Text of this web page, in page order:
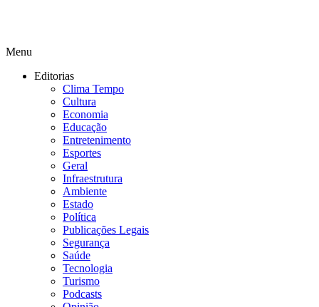
Menu
Editorias
Clima Tempo
Cultura
Economia
Educação
Entretenimento
Esportes
Geral
Infraestrutura
Ambiente
Estado
Política
Publicações Legais
Segurança
Saúde
Tecnologia
Turismo
Podcasts